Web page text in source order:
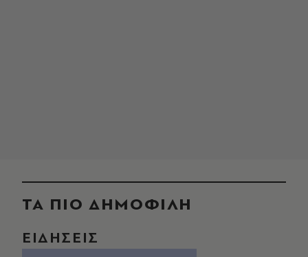
ΤΑ ΠΙΟ ΔΗΜΟΦΙΛΗ
ΕΙΔΗΣΕΙΣ